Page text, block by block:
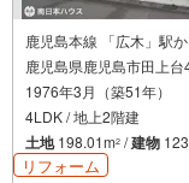
鹿児島本線 「広木」駅
鹿児島県鹿児島市田上台
1976年3月（築51年）
4LDK / 地上2階建
土地198.01m2 /建物
リフォーム